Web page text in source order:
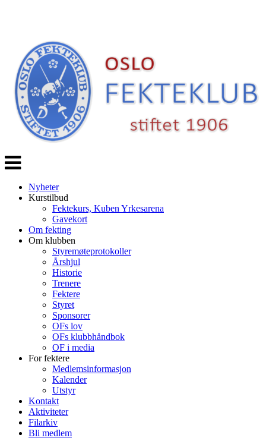
Veksle
navigasjon
Nyheter
Kurstilbud
Fektekurs, Kuben Yrkesarena
Gavekort
Om fekting
Om klubben
Styremøteprotokoller
Årshjul
Historie
Trenere
Fektere
Styret
Sponsorer
OFs lov
OFs klubbhåndbok
OF i media
For fektere
Medlemsinformasjon
Kalender
Utstyr
Kontakt
Aktiviteter
Filarkiv
Bli medlem